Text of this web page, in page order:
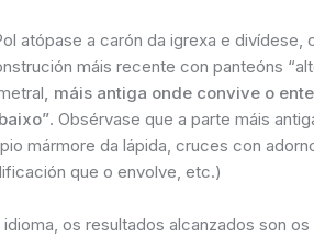
atópase a carón da igrexa e
máis recente con panteóns
, máis antiga onde convive o
. Obsérvase que a parte máis
mármore da lápida, cruces con
que o envolve, etc.)
os resultados alcanzados son os